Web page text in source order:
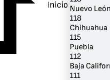
Inicio Nuevo
118
Chihuahua
115
Puebla
112
Baja
111